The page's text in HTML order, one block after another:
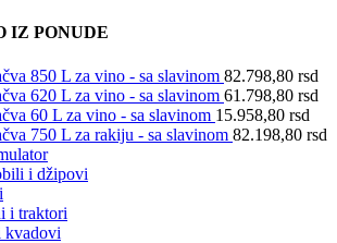
IZ PONUDE
850 L za vino - sa slavinom 82.798,80 rsd
620 L za vino - sa slavinom 61.798,80 rsd
60 L za vino - sa slavinom 15.958,80 rsd
750 L za rakiju - sa slavinom 82.198,80 rsd
i džipovi
i traktori
kvadovi